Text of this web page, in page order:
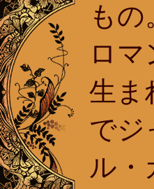
も
ロ
生ま
でジ
ル・